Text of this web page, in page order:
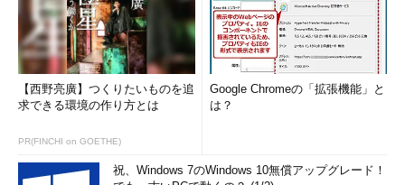
【西野亮廣】つくりたいものを追
求できる環境の作り方とは
PR(FINCHI on GOETHE)
Google Chromeの「拡張機能」と
は？
祝、Windows 7のWindows 10無償アップグレード！